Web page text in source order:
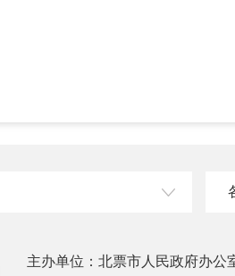
主办单位：北票市人民政府办公